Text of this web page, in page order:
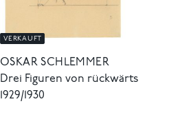
VERKAUFT
OSKAR SCHLEMMER
Drei Figuren von rückwärts
1929/1930